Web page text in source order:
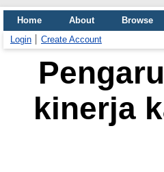
Home About
Browse
Login
Create Account
kinerja